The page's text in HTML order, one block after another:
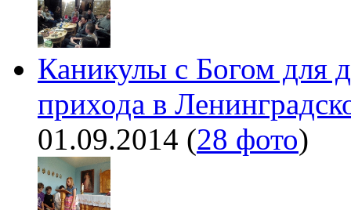
Каникулы с Богом для
прихода в
01.09.2014 (28 фото)